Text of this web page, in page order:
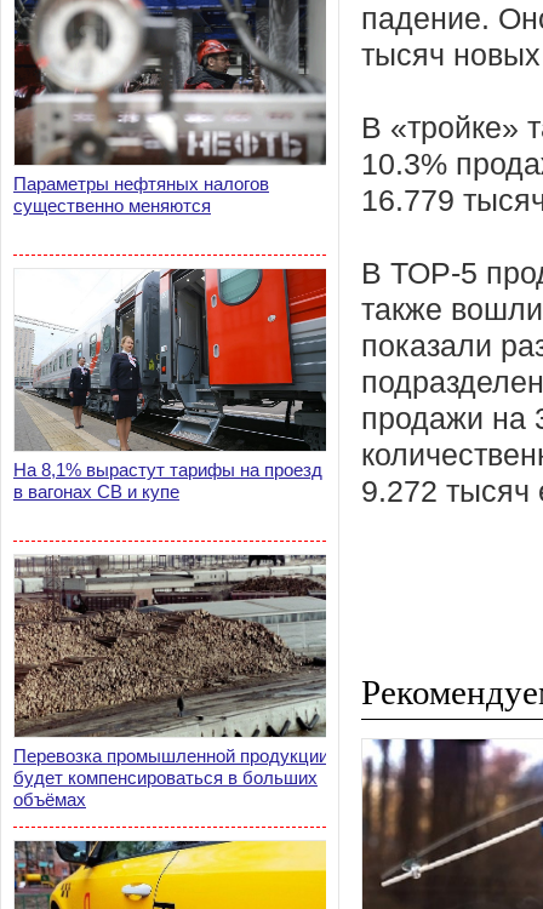
Параметры нефтяных налогов
существенно меняются
На 8,1% вырастут тарифы на проезд
в вагонах СВ и купе
Перевозка промышленной продукции
будет компенсироваться в больших
объёмах
падение.
тысяч
В «тройке»
10.3%
16.779
В ТОР-5
также
показали
продажи на
9.272 тысяч